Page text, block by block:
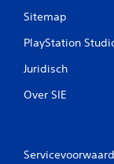
Sitemap
PlayStation
Juridisch
Over SIE